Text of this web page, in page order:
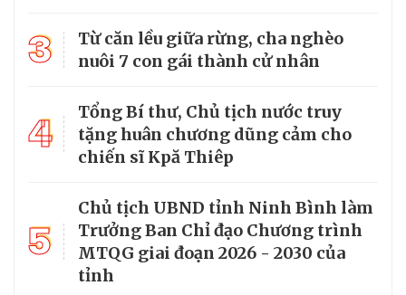
3
Từ căn lều giữa rừng, cha nghèo
nuôi 7 con gái thành cử nhân
4
Tổng Bí thư, Chủ tịch nước truy
tặng huân chương dũng cảm cho
chiến sĩ Kpă Thiêp
5
Chủ tịch UBND tỉnh Ninh Bình làm
Trưởng Ban Chỉ đạo Chương trình
MTQG giai đoạn 2026 - 2030 của
tỉnh